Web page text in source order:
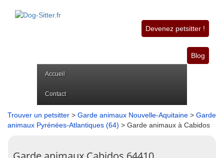
Devenez petsitter !
Blog
Accueil
Contact
Trouver un petsitter > Garde animaux Nouvelle-Aquitaine > Garde
animaux Pyrénées-Atlantiques (64) > Garde animaux à Cabidos